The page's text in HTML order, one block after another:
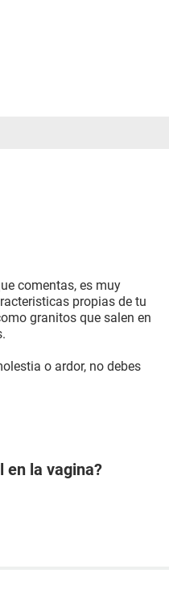
comentas, es muy
propias de tu
granitos que salen en
o ardor, no debes
en la vagina?